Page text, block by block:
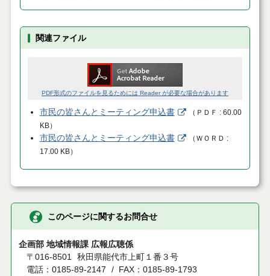
関連ファイル
PDF形式のファイルを見るためには Reader が必要な場合があります
市民の皆さんとミーティング申込書 （ ＰＤＦ
60.00
KB）
市民の皆さんとミーティング申込書 （ ＷＯＲＤ
17.00 KB）
このページに関するお問合せ
企画部 地域情報課 広報広聴係
〒016-8501
秋田県能代市上町１番３号
電話：0185-89-2147
FAX：0185-89-1793